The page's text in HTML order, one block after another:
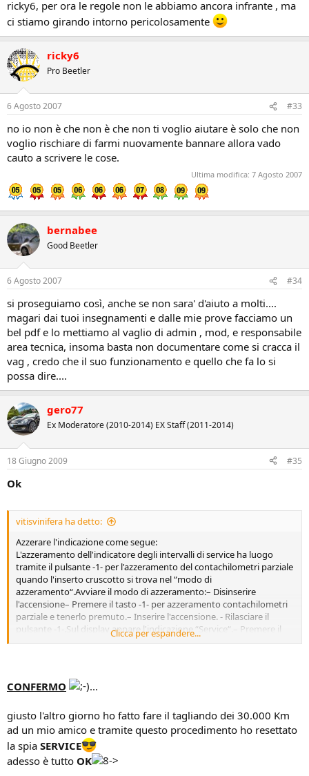
ricky6, per ora le regole non le abbiamo ancora infrante , ma
ci stiamo girando intorno pericolosamente
ricky6
Pro Beetler
6 Agosto 2007 #33
no io non è che non è che non ti voglio aiutare è solo che non
voglio rischiare di farmi nuovamente bannare allora vado
cauto a scrivere le cose.
Ultima modifica: 7 Agosto 2007
bernabee
Good Beetler
6 Agosto 2007 #34
si proseguiamo così, anche se non sara' d'aiuto a molti....
magari dai tuoi insegnamenti e dalle mie prove facciamo un
bel pdf e lo mettiamo al vaglio di admin , mod, e responsabile
area tecnica, insoma basta non documentare come si cracca il
vag , credo che il suo funzionamento e quello che fa lo si
possa dire....
gero77
Ex Moderatore (2010-2014) EX Staff (2011-2014)
18 Giugno 2009 #35
Ok
vitisvinifera ha detto:
Azzerare l'indicazione come segue:
L'azzeramento dell'indicatore degli intervalli di service ha luogo
tramite il pulsante -1- per l'azzeramento del contachilometri parziale
quando l'inserto cruscotto si trova nel “modo di
azzeramento“.Avviare il modo di azzeramento:– Disinserire
l'accensione– Premere il tasto -1- per azzeramento contachilometri
parziale e tenerlo premuto.– Inserire l'accensione. - Rilasciare il
pulsante -1-.Sul display appare l'indicazione “Service“.– Premere il
pulsante -1- per ca. 10 secondi finché l'indicazione “Service“ viene
normale.– Disinserire l'accensione
Clicca per espandere...
CONFERMO ...
giusto l'altro giorno ho fatto fare il tagliando dei 30.000 Km
ad un mio amico e tramite questo procedimento ho resettato
la spia SERVICE
adesso è tutto OK